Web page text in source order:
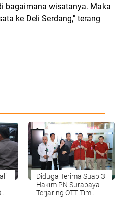
bagaimana wisatanya. Maka
ke Deli Serdang," terang
Diduga Terima Suap 3
Hakim PN Surabaya
Terjaring OTT Tim